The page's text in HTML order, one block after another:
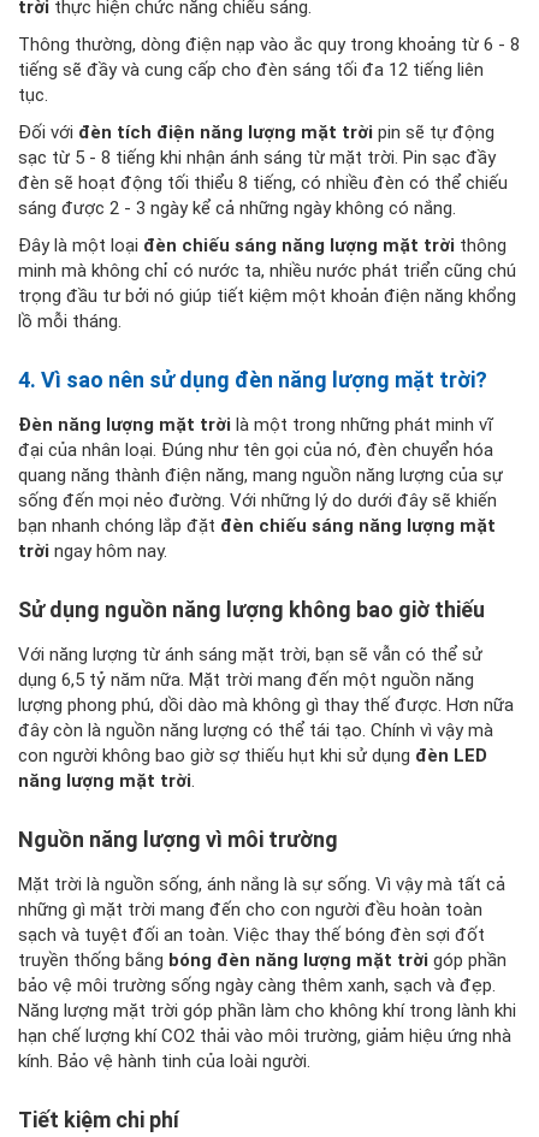
trời thực hiện chức năng chiếu sáng.
Thông thường, dòng điện nạp vào ắc quy trong khoảng từ 6 - 8
tiếng sẽ đầy và cung cấp cho đèn sáng tối đa 12 tiếng liên
tục.
Đối với đèn tích điện năng lượng mặt trời pin sẽ tự động
sạc từ 5 - 8 tiếng khi nhận ánh sáng từ mặt trời. Pin sạc đầy
đèn sẽ hoạt động tối thiểu 8 tiếng, có nhiều đèn có thể chiếu
sáng được 2 - 3 ngày kể cả những ngày không có nắng.
Đây là một loại đèn chiếu sáng năng lượng mặt trời thông
minh mà không chỉ có nước ta, nhiều nước phát triển cũng chú
trọng đầu tư bởi nó giúp tiết kiệm một khoản điện năng khổng
lồ mỗi tháng.
4. Vì sao nên sử dụng đèn năng lượng mặt trời?
Đèn năng lượng mặt trời là một trong những phát minh vĩ
đại của nhân loại. Đúng như tên gọi của nó, đèn chuyển hóa
quang năng thành điện năng, mang nguồn năng lượng của sự
sống đến mọi nẻo đường. Với những lý do dưới đây sẽ khiến
bạn nhanh chóng lắp đặt đèn chiếu sáng năng lượng mặt
trời ngay hôm nay.
Sử dụng nguồn năng lượng không bao giờ thiếu
Với năng lượng từ ánh sáng mặt trời, bạn sẽ vẫn có thể sử
dụng 6,5 tỷ năm nữa. Mặt trời mang đến một nguồn năng
lượng phong phú, dồi dào mà không gì thay thế được. Hơn nữa
đây còn là nguồn năng lượng có thể tái tạo. Chính vì vậy mà
con người không bao giờ sợ thiếu hụt khi sử dụng đèn LED
năng lượng mặt trời
Nguồn năng lượng vì môi trường
Mặt trời là nguồn sống, ánh nắng là sự sống. Vì vậy mà tất cả
những gì mặt trời mang đến cho con người đều hoàn toàn
sạch và tuyệt đối an toàn. Việc thay thế bóng đèn sợi đốt
truyền thống bằng bóng đèn năng lượng mặt trời góp phần
bảo vệ môi trường sống ngày càng thêm xanh, sạch và đẹp.
Năng lượng mặt trời góp phần làm cho không khí trong lành khi
hạn chế lượng khí CO2 thải vào môi trường, giảm hiệu ứng nhà
kính. Bảo vệ hành tinh của loài người.
Tiết kiệm chi phí